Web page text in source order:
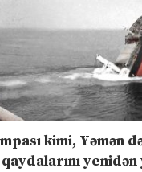
kimi, Yəmən
yenidən